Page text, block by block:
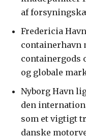
af
Fredericia
containerhavn
containergods
og globale
Nyborg Havn
den
som et vigtigt
danske